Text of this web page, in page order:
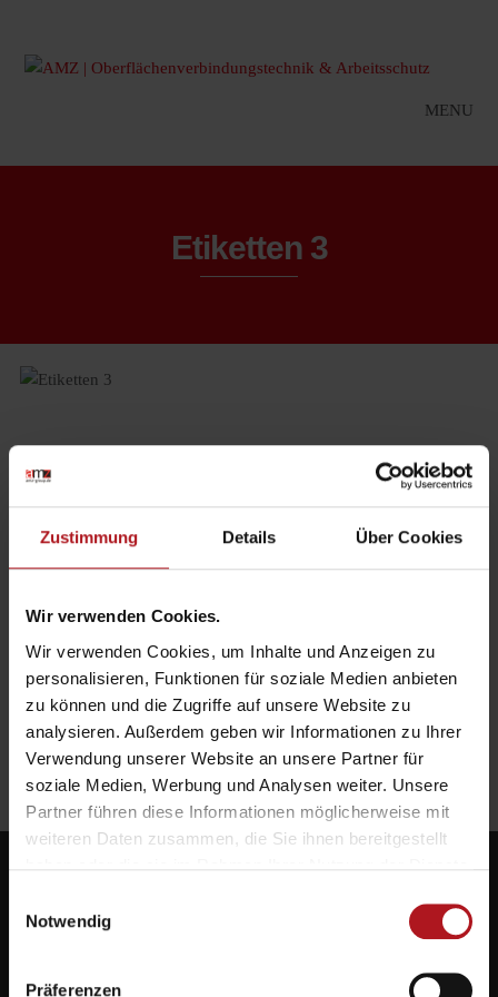
Zustimmung Details Über Cookies
Wir verwenden Cookies.
Wir verwenden Cookies, um Inhalte und Anzeigen zu
personalisieren, Funktionen für soziale Medien anbieten
zu können und die Zugriffe auf unsere Website zu
analysieren. Außerdem geben wir Informationen zu Ihrer
Verwendung unserer Website an unsere Partner für
soziale Medien, Werbung und Analysen weiter. Unsere
Partner führen diese Informationen möglicherweise mit
weiteren Daten zusammen, die Sie ihnen bereitgestellt
Notwendig
Präferenzen
MENU
Etiketten 3